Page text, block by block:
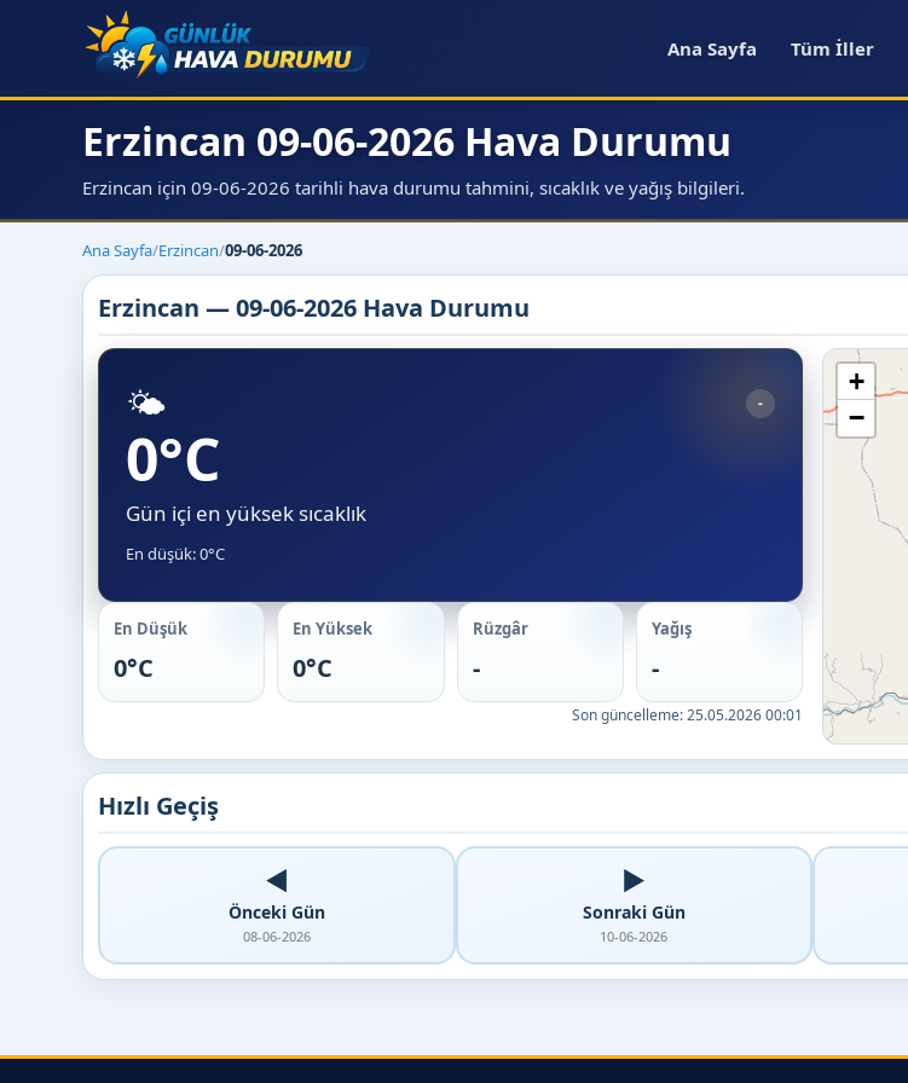
Ana Sayfa Tüm İller
Erzincan 09-06-2026 Hava Durumu
Erzincan için 09-06-2026 tarihli hava durumu tahmini, sıcaklık ve yağış bilgileri.
Ana Sayfa/Erzincan/09-06-2026
Erzincan — 09-06-2026 Hava Durumu
🌤️ -
0°C
Gün içi en yüksek sıcaklık
En düşük: 0°C
En Düşük
0°C
En Yüksek
0°C
Rüzgâr
-
Yağış
-
Son güncelleme:25.05.2026 00:01
+
−
Hızlı Geçiş
◀️
Önceki Gün
08-06-2026
▶️
Sonraki Gün
10-06-2026